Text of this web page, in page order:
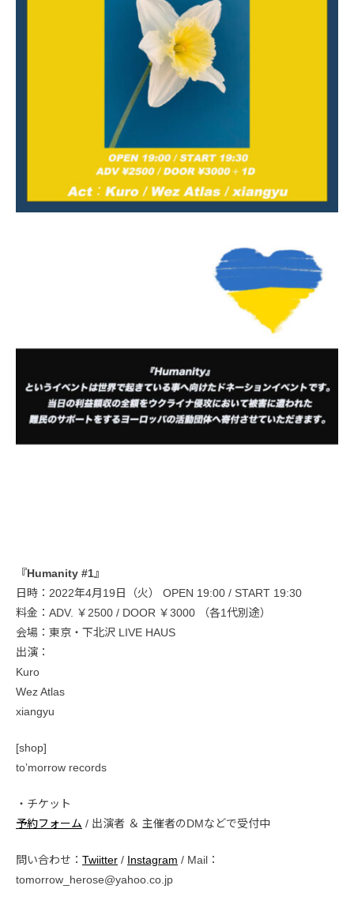
『Humanity #1』
日時：2022年4月19日（火） OPEN 19:00 / START 19:30
料金：ADV. ￥2500 / DOOR ￥3000 （各1代別途）
会場：東京・下北沢 LIVE HAUS
出演：
Kuro
Wez Atlas
xiangyu
[shop]
toʼmorrow records
・チケット
予約フォーム / 出演者 ＆ 主催者のDMなどで受付中
問い合わせ： Twiitter / Instagram / Mail：
tomorrow_herose@yahoo.co.jp